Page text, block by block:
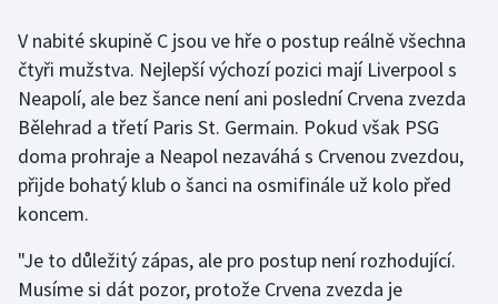
Házená
Jezdectví
Judo
Lezení
V nabité skupině C jsou ve hře o postup reálně všechna
čtyři mužstva. Nejlepší výchozí pozici mají Liverpool s
Neapolí, ale bez šance není ani poslední Crvena zvezda
Bělehrad a třetí Paris St. Germain. Pokud však PSG
doma prohraje a Neapol nezaváhá s Crvenou zvezdou,
přijde bohatý klub o šanci na osmifinále už kolo před
koncem.
"Je to důležitý zápas, ale pro postup není rozhodující.
Musíme si dát pozor, protože Crvena zvezda je